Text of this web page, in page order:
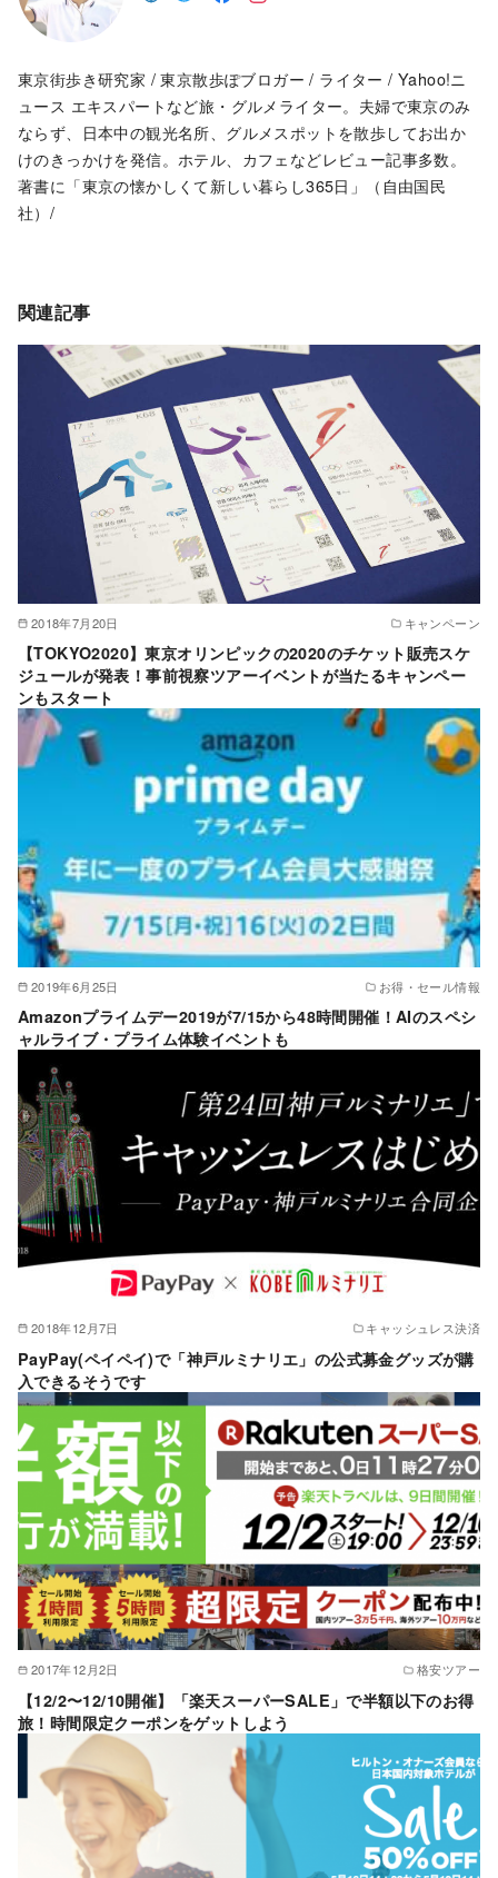
東京街歩き研究家 / 東京散歩ぽブロガー / ライター / Yahoo!ニ
ュース エキスパートなど旅・グルメライター。夫婦で東京のみ
ならず、日本中の観光名所、グルメスポットを散歩してお出か
けのきっかけを発信。ホテル、カフェなどレビュー記事多数。
著書に「東京の懐かしくて新しい暮らし365日」（自由国民
社）/
関連記事
2018年7月20日 キャンペーン
【TOKYO2020】東京オリンピックの2020のチケット販売スケ
ジュールが発表！事前視察ツアーイベントが当たるキャンペー
ンもスタート
2019年6月25日 お得・セール情報
Amazonプライムデー2019が7/15から48時間開催！AIのスペシ
ャルライブ・プライム体験イベントも
2018年12月7日 キャッシュレス決済
PayPay(ペイペイ)で「神戸ルミナリエ」の公式募金グッズが購
入できるそうです
2017年12月2日 格安ツアー
【12/2〜12/10開催】「楽天スーパーSALE」で半額以下のお得
旅！時間限定クーポンをゲットしよう